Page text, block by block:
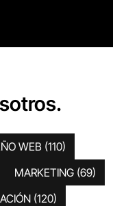
WEB (110)
MARKETING (69)
(120)